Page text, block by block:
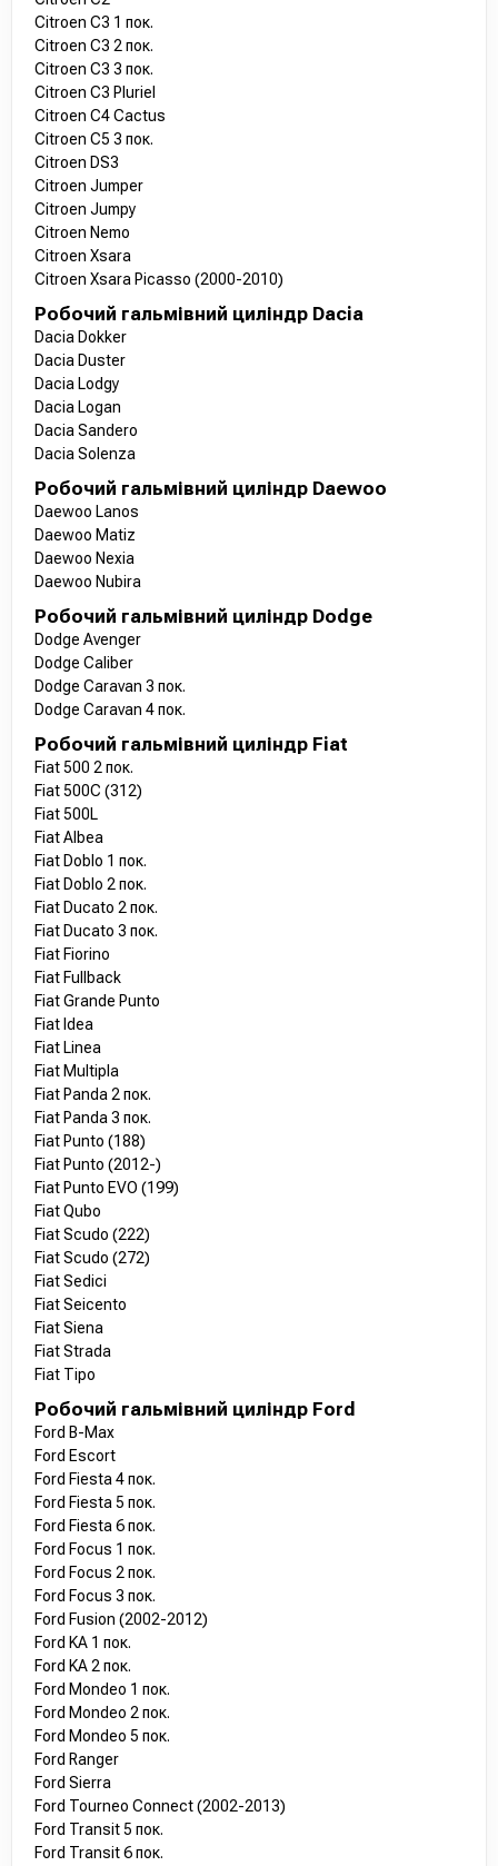
Citroen C3 1 пок.
Citroen C3 2 пок.
Citroen C3 3 пок.
Citroen C3 Pluriel
Citroen C4 Cactus
Citroen C5 3 пок.
Citroen DS3
Citroen Jumper
Citroen Jumpy
Citroen Nemo
Citroen Xsara
Citroen Xsara Picasso (2000-2010)
Робочий гальмівний циліндр Dacia
Dacia Dokker
Dacia Duster
Dacia Lodgy
Dacia Logan
Dacia Sandero
Dacia Solenza
Робочий гальмівний циліндр Daewoo
Daewoo Lanos
Daewoo Matiz
Daewoo Nexia
Daewoo Nubira
Робочий гальмівний циліндр Dodge
Dodge Avenger
Dodge Caliber
Dodge Caravan 3 пок.
Dodge Caravan 4 пок.
Робочий гальмівний циліндр Fiat
Fiat 500 2 пок.
Fiat 500C (312)
Fiat 500L
Fiat Albea
Fiat Doblo 1 пок.
Fiat Doblo 2 пок.
Fiat Ducato 2 пок.
Fiat Ducato 3 пок.
Fiat Fiorino
Fiat Fullback
Fiat Grande Punto
Fiat Idea
Fiat Linea
Fiat Multipla
Fiat Panda 2 пок.
Fiat Panda 3 пок.
Fiat Punto (188)
Fiat Punto (2012-)
Fiat Punto EVO (199)
Fiat Qubo
Fiat Scudo (222)
Fiat Scudo (272)
Fiat Sedici
Fiat Seicento
Fiat Siena
Fiat Strada
Fiat Tipo
Робочий гальмівний циліндр Ford
Ford B-Max
Ford Escort
Ford Fiesta 4 пок.
Ford Fiesta 5 пок.
Ford Fiesta 6 пок.
Ford Focus 1 пок.
Ford Focus 2 пок.
Ford Focus 3 пок.
Ford Fusion (2002-2012)
Ford KA 1 пок.
Ford KA 2 пок.
Ford Mondeo 1 пок.
Ford Mondeo 2 пок.
Ford Mondeo 5 пок.
Ford Ranger
Ford Sierra
Ford Tourneo Connect (2002-2013)
Ford Transit 5 пок.
Ford Transit 6 пок.